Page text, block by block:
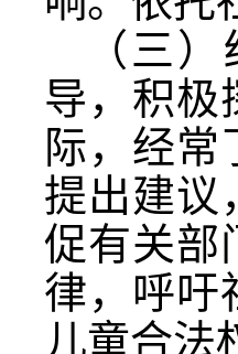
（三
导，积极
际，经
提出建议
促有关部
律，呼吁
儿童合法